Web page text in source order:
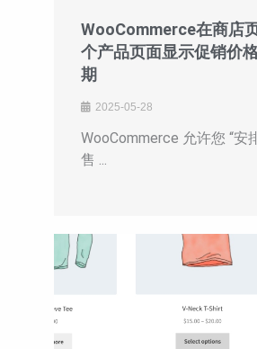
WooCommerce在商店
个产品页面显示促销价
期
2025-05-28
WooCommerce 允许您 “安
售 ...